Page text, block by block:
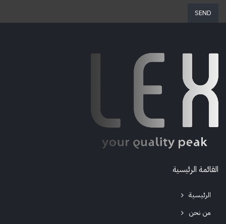
القائمة الرئيسية
الرئيسية
من نحن